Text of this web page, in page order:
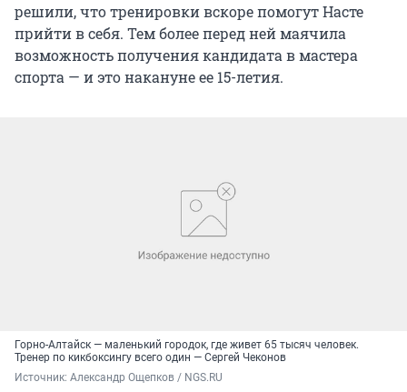
решили, что тренировки вскоре помогут Насте
прийти в себя. Тем более перед ней маячила
возможность получения кандидата в мастера
спорта — и это накануне ее 15-летия.
Горно-Алтайск — маленький городок, где живет 65 тысяч человек.
Тренер по кикбоксингу всего один — Сергей Чеконов
Источник: Александр Ощепков / NGS.RU